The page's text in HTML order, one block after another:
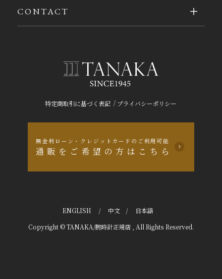
特定商取引に基づく表記 / プライバシーポリシー
無金利ローン・クレジットカードのご利用可能
通販をご希望の方はこちら
CONTACT
ENGLISH / 中文 / 日本語
Copyright © TANAKA/腕時計正規店 , All Rights Reserved.